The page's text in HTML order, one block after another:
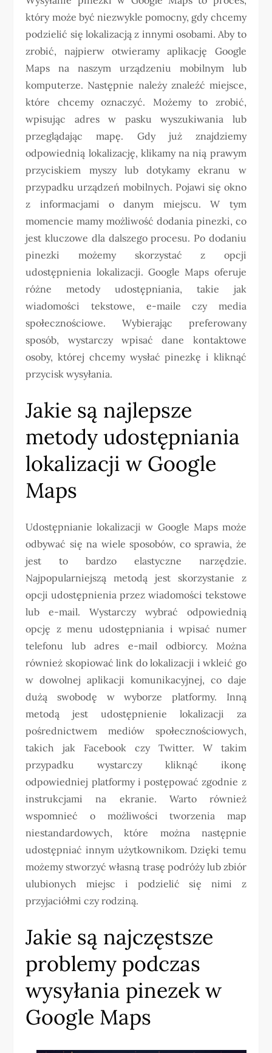
który może być niezwykle pomocny, gdy chcemy
podzielić się lokalizacją z innymi osobami. Aby to
zrobić, najpierw otwieramy aplikację Google
Maps na naszym urządzeniu mobilnym lub
komputerze. Następnie należy znaleźć miejsce,
które chcemy oznaczyć. Możemy to zrobić,
wpisując adres w pasku wyszukiwania lub
przeglądając mapę. Gdy już znajdziemy
odpowiednią lokalizację, klikamy na nią prawym
przyciskiem myszy lub dotykamy ekranu w
przypadku urządzeń mobilnych. Pojawi się okno
z informacjami o danym miejscu. W tym
momencie mamy możliwość dodania pinezki, co
jest kluczowe dla dalszego procesu. Po dodaniu
pinezki możemy skorzystać z opcji
udostępnienia lokalizacji. Google Maps oferuje
różne metody udostępniania, takie jak
wiadomości tekstowe, e-maile czy media
społecznościowe. Wybierając preferowany
sposób, wystarczy wpisać dane kontaktowe
osoby, której chcemy wysłać pinezkę i kliknąć
przycisk wysyłania.
Jakie są najlepsze
metody udostępniania
lokalizacji w Google
Maps
Udostępnianie lokalizacji w Google Maps może
odbywać się na wiele sposobów, co sprawia, że
jest to bardzo elastyczne narzędzie.
Najpopularniejszą metodą jest skorzystanie z
opcji udostępnienia przez wiadomości tekstowe
lub e-mail. Wystarczy wybrać odpowiednią
opcję z menu udostępniania i wpisać numer
telefonu lub adres e-mail odbiorcy. Można
również skopiować link do lokalizacji i wkleić go
w dowolnej aplikacji komunikacyjnej, co daje
dużą swobodę w wyborze platformy. Inną
metodą jest udostępnienie lokalizacji za
pośrednictwem mediów społecznościowych,
takich jak Facebook czy Twitter. W takim
przypadku wystarczy kliknąć ikonę
odpowiedniej platformy i postępować zgodnie z
instrukcjami na ekranie. Warto również
wspomnieć o możliwości tworzenia map
niestandardowych, które można następnie
udostępniać innym użytkownikom. Dzięki temu
możemy stworzyć własną trasę podróży lub zbiór
ulubionych miejsc i podzielić się nimi z
przyjaciółmi czy rodziną.
Jakie są najczęstsze
problemy podczas
wysyłania pinezek w
Google Maps